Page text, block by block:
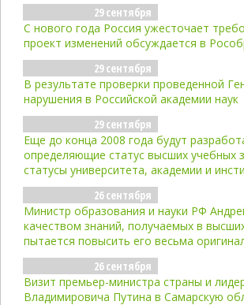
29 сентября
С нового года Россия ужесточает
проект изменений обсуждается в
29 сентября
В результате проверки проведенной
нарушения в Российской академии наук
29 сентября
Еще до конца 2008 года будут
определяющие статус высших учебных
статусы университета, академии и
26 сентября
Министр образования и науки РФ
качеством знаний, получаемых в
пытается повысить его весьма
26 сентября
Визит премьер-министра страны и
Владимировича Путина в Самарскую